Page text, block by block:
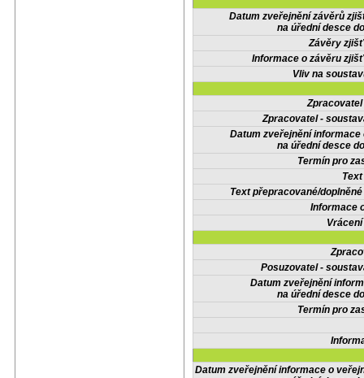
Datum zveřejnění závěrů
na úřední desce
Závěry
Informace o závěru
Vliv na
Zpracovatel -
Datum zveřejnění informace
na úřední desce
Termín pro
Text přepracované/
Informace
Posuzovatel -
Datum zveřejnění
na úřední desce
Termín pro
Datum zveřejnění informace o